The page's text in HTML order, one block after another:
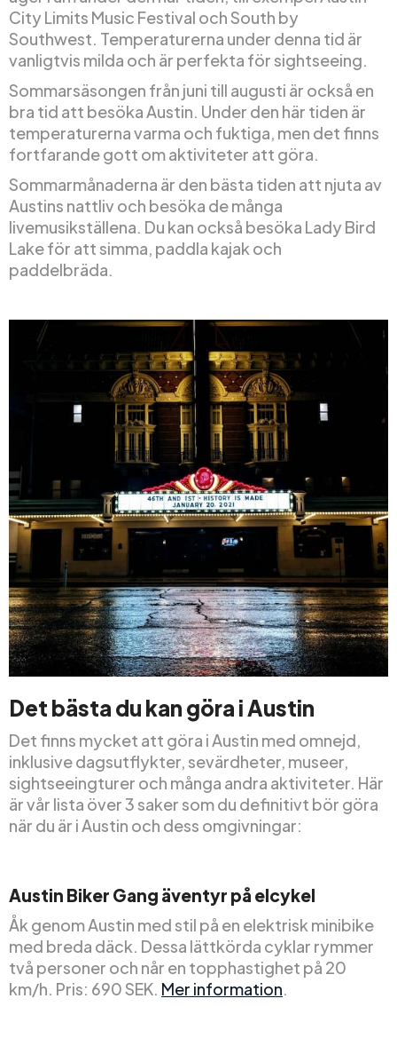
City Limits Music Festival och South by
Southwest. Temperaturerna under denna tid är
vanligtvis milda och är perfekta för sightseeing.
Sommarsäsongen från juni till augusti är också en
bra tid att besöka Austin. Under den här tiden är
temperaturerna varma och fuktiga, men det finns
fortfarande gott om aktiviteter att göra.
Sommarmånaderna är den bästa tiden att njuta av
Austins nattliv och besöka de många
livemusikställena. Du kan också besöka Lady Bird
Lake för att simma, paddla kajak och
paddelbräda.
Det bästa du kan göra i Austin
Det finns mycket att göra i Austin med omnejd,
inklusive dagsutflykter, sevärdheter, museer,
sightseeingturer och många andra aktiviteter. Här
är vår lista över 3 saker som du definitivt bör göra
när du är i Austin och dess omgivningar:
Austin Biker Gang äventyr på elcykel
Åk genom Austin med stil på en elektrisk minibike
med breda däck. Dessa lättkörda cyklar rymmer
två personer och når en topphastighet på 20
km/h. Pris: 690 SEK. Mer information.